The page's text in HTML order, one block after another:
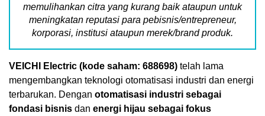
memulihankan citra yang kurang baik ataupun untuk
meningkatan reputasi para pebisnis/entrepreneur,
korporasi, institusi ataupun merek/brand produk.
VEICHI Electric (kode saham: 688698) telah lama
mengembangkan teknologi otomatisasi industri dan energi
terbarukan. Dengan otomatisasi industri sebagai
fondasi bisnis dan energi hijau sebagai fokus